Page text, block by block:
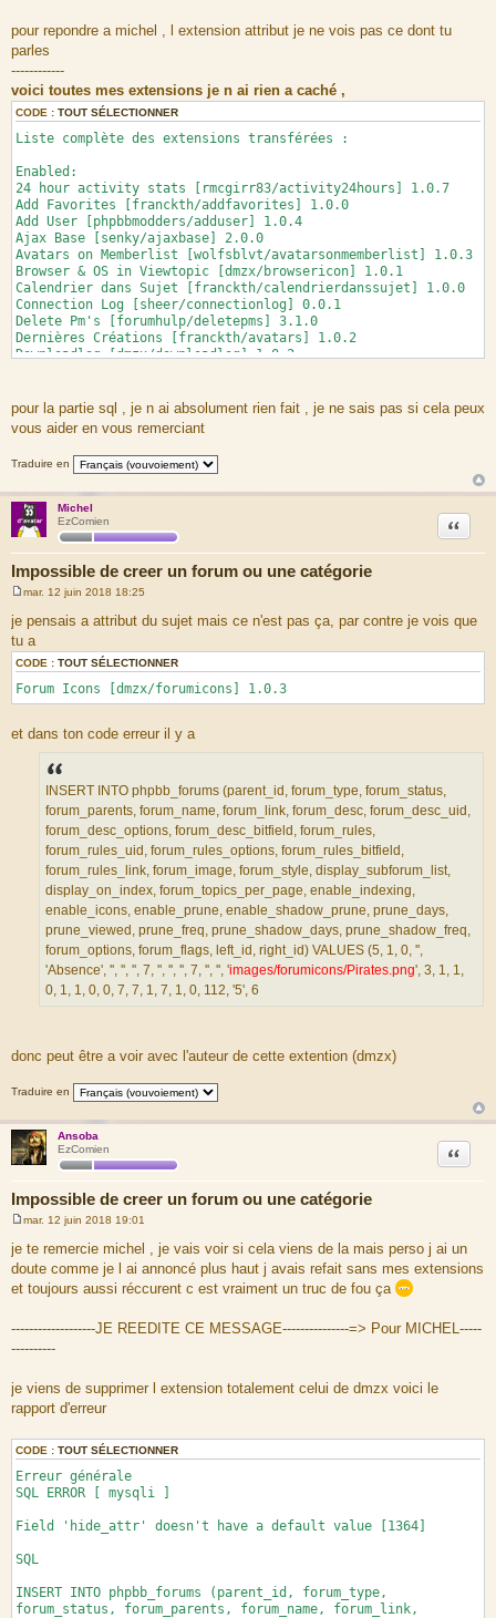
pour repondre a michel , l extension attribut je ne vois pas ce dont tu
parles
------------
voici toutes mes extensions je n ai rien a caché ,
CODE : TOUT SÉLECTIONNER
Liste complète des extensions transférées :
Enabled:
24 hour activity stats [rmcgirr83/activity24hours] 1.0.7
Add Favorites [franckth/addfavorites] 1.0.0
Add User [phpbbmodders/adduser] 1.0.4
Ajax Base [senky/ajaxbase] 2.0.0
Avatars on Memberlist [wolfsblvt/avatarsonmemberlist] 1.0.3
Browser & OS in Viewtopic [dmzx/browsericon] 1.0.1
Calendrier dans Sujet [franckth/calendrierdanssujet] 1.0.0
Connection Log [sheer/connectionlog] 0.0.1
Delete Pm's [forumhulp/deletepms] 3.1.0
Dernières Créations [franckth/avatars] 1.0.2
Downloadlog [dmzx/downloadlog] 1.0.2
Favicon [empreintesduweb/favicon] 1.0.1
Football Prediction League [football/football] 0.9.9
Forum Icons [dmzx/forumicons] 1.0.3
Forumhulp Helper [forumhulp/helper] 3.1.15
Header Link [hifikabin/headerlink] 1.0.0-RC12
1.0.0
Insert Template Code [marttiphpbb/inserttemplatecode] 0.1.0
Knuffel [dmzx/knuffel] 1.0.2
Last Post Avatar & Topic Avatar [bb3mobi/lastpostavatar]
1.0.4
Lightbox [vse/lightbox] 1.0.5
mChat [dmzx/mchat] 2.0.3
mChat addon Scroll text [martin/mchataddonscroll] 1.0.2
mChat addon Total Posts [dmzx/mchataddontotalposts] 1.0.3
mChat Icons Menu Addon [kasimi/mchaticonsmenu] 1.0.0
mChat Rock Paper Scissors [dmzx/mchatrps] 1.0.0
mChat Roll Dice [dmzx/mchatrolldice] 1.0.0
Mchat user status [martin/mchat_user_status] 1.0.5
National Flags [rmcgirr83/nationalflags] 2.1.6
Page Loader [stoker/pageloader] 1.0.2
Page visits in footer [dmzx/pagevisits] 1.0.0
PayPal Donation [skouat/ppde] 1.0.3
phpBB Countdown [dmzx/countdown] 1.0.3
PM Notify & Guest Register bar [dmzx/pmregbar] 1.0.5
Posting Buttons [dmzx/postingbuttons] 1.0.1
Profil sur la gauche [cabot/profilgauche] 1.0.2
Quick Style [paybas/quickstyle] 1.3.5
Relax Arcade Pro [teamrelax/relaxarcade] 1.0.16
s9e/mediaembed [s9e/mediaembed] 20170724
Scroll Page [vse/scrollpage] 1.0.2
Sidebar Menu [franckth/sidebarmenu] 1.0.0
smilies scroll box [alex75/smiliesscrollbox] 1.0.3
Sortables Captcha [derky/sortablescaptcha] 2.0.0
Tinypic Bouton [franckth/tinypicbouton] 1.0.0
Who Is Where [dmzx/whoiswhere] 1.0.6
Who Visited This Topic [dmzx/whovisitedthistopic] 1.0.5
Zodiacs [rmcgirr83/zodiacs] 1.0.3
Disabled:
cBB Chat [canidev/chat] 1.1.3
Google Translator [hifikabin/translate] 1.0.2
Recent Topics [paybas/recenttopics] 2.1.2
Liste générée par l’installateur d’extensions.
pour la partie sql , je n ai absolument rien fait , je ne sais pas si cela peux
vous aider en vous remerciant
Traduire en
Michel
EzComien
Impossible de creer un forum ou une catégorie
Citation
e
s
s
a
g
mar. 12 juin 2018 18:25
je pensais a attribut du sujet mais ce n'est pas ça, par contre je vois que
tu a
CODE : TOUT SÉLECTIONNER
Forum Icons [dmzx/forumicons] 1.0.3
et dans ton code erreur il y a
INSERT INTO phpbb_forums (parent_id, forum_type, forum_status,
forum_parents, forum_name, forum_link, forum_desc, forum_desc_uid,
forum_desc_options, forum_desc_bitfield, forum_rules,
forum_rules_uid, forum_rules_options, forum_rules_bitfield,
forum_rules_link, forum_image, forum_style, display_subforum_list,
display_on_index, forum_topics_per_page, enable_indexing,
enable_icons, enable_prune, enable_shadow_prune, prune_days,
prune_viewed, prune_freq, prune_shadow_days, prune_shadow_freq,
forum_options, forum_flags, left_id, right_id) VALUES (5, 1, 0, '',
'Absence', '', '', '', 7, '', '', '', 7, '', '', 'images/forumicons/Pirates.png', 3, 1, 1,
0, 1, 1, 0, 0, 7, 7, 1, 7, 1, 0, 112, '5', 6
donc peut être a voir avec l'auteur de cette extention (dmzx)
Traduire en
Ansoba
EzComien
Impossible de creer un forum ou une catégorie
Citation
e
s
s
a
g
mar. 12 juin 2018 19:01
je te remercie michel , je vais voir si cela viens de la mais perso j ai un
doute comme je l ai annoncé plus haut j avais refait sans mes extensions
et toujours aussi réccurent c est vraiment un truc de fou ça
-------------------JE REEDITE CE MESSAGE---------------=> Pour MICHEL-----
----------
je viens de supprimer l extension totalement celui de dmzx voici le
rapport d'erreur
CODE : TOUT SÉLECTIONNER
Erreur générale
SQL ERROR [ mysqli ]
Field 'hide_attr' doesn't have a default value [1364]
SQL
INSERT INTO phpbb_forums (parent_id, forum_type,
forum_status, forum_parents, forum_name, forum_link,